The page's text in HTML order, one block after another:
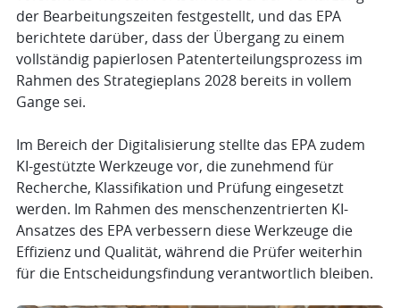
der Bearbeitungszeiten festgestellt, und das EPA
berichtete darüber, dass der Übergang zu einem
vollständig papierlosen Patenterteilungsprozess im
Rahmen des Strategieplans 2028 bereits in vollem
Gange sei.
Im Bereich der Digitalisierung stellte das EPA zudem
KI-gestützte Werkzeuge vor, die zunehmend für
Recherche, Klassifikation und Prüfung eingesetzt
werden. Im Rahmen des menschenzentrierten KI-
Ansatzes des EPA verbessern diese Werkzeuge die
Effizienz und Qualität, während die Prüfer weiterhin
für die Entscheidungsfindung verantwortlich bleiben.